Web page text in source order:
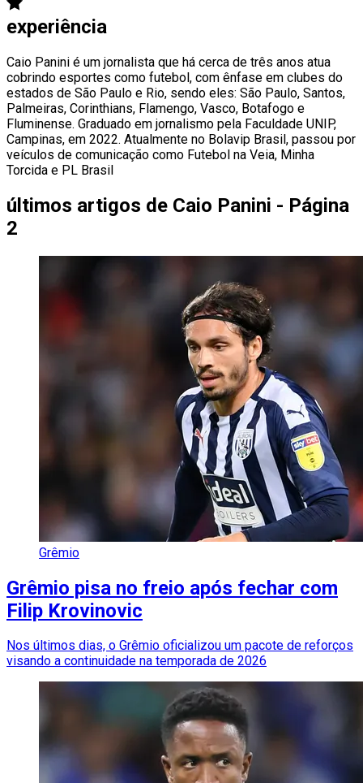
experiência
Caio Panini é um jornalista que há cerca de três anos atua
cobrindo esportes como futebol, com ênfase em clubes do
estados de São Paulo e Rio, sendo eles: São Paulo, Santos,
Palmeiras, Corinthians, Flamengo, Vasco, Botafogo e
Fluminense. Graduado em jornalismo pela Faculdade UNIP,
Campinas, em 2022. Atualmente no Bolavip Brasil, passou por
veículos de comunicação como Futebol na Veia, Minha
Torcida e PL Brasil
últimos artigos de Caio Panini - Página
2
Grêmio
Grêmio pisa no freio após fechar com
Filip Krovinovic
Nos últimos dias, o Grêmio oficializou um pacote de reforços
visando a continuidade na temporada de 2026